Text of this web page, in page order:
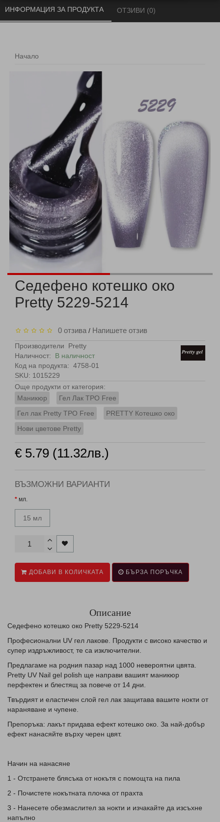
Начало
ИНФОРМАЦИЯ ЗА ПРОДУКТА ОТЗИВИ (0)
Седефено котешко око
Pretty 5229-5214
0 отзива / Напишете отзив
Производители
Pretty
Наличност: В наличност
Код на продукта: 4758-01
SKU: 1015229
Още продукти от категория:
Маникюр
Гел Лак TPO Free
Гел лак Pretty TPO Free
PRETTY Котешко око
Нови цветове Pretty
€ 5.79 (11.32лв.)
ВЪЗМОЖНИ ВАРИАНТИ
мл.
15 мл
ДОБАВИ В КОЛИЧКАТА БЪРЗА ПОРЪЧКА
Описание
Седефено котешко око Pretty 5229-5214
Професионални UV гел лаковe. Продукти с високо качество и
супер издръжливост, те са изключителни.
Предлагаме на родния пазар над 1000 невероятни цвята.
Pretty UV Nail gel polish ще направи вашият маникюр
перфектен и блестящ за повече от 14 дни.
Твърдият и еластичен слой гел лак защитава вашите нокти от
нараняване и чупене.
Препоръка: лакът придава ефект котешко око. За най-добър
ефект нанасяйте върху черен цвят.
Начин на нанасяне
1 - Отстранете блясъка от нокътя с помощта на пила
2 - Почистете нокътната плочка от прахта
3 - Нанесете обезмаслител за нокти и изчакайте да изсъхне
напълно